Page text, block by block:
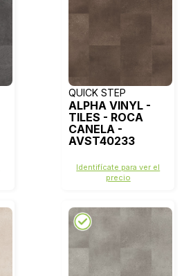
QUICK STEP
ALPHA VINYL -
TILES - ROCA
CANELA -
AVST40233
Identifícate para ver el
precio